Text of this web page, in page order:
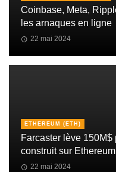
Coinbase, Meta,
les arnaques en ligne
22 mai 2024
ETHEREUM (ETH)
Farcaster lève 150M$
construit sur Ethereum
22 mai 2024